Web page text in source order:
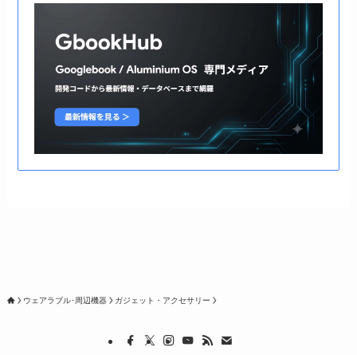
ウェアラブル･周辺機器 ガジェット・アクセサリー